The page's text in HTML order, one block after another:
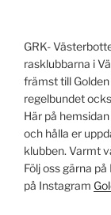
GRK-
rasklubbarna i
främst till
regelbundet
Här på
och hålla er
klubben. Varmt
Följ oss gärna
på Instagram